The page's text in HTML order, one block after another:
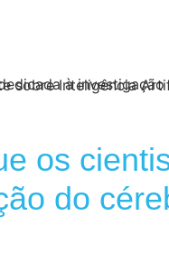
promove debate sobre
os
do